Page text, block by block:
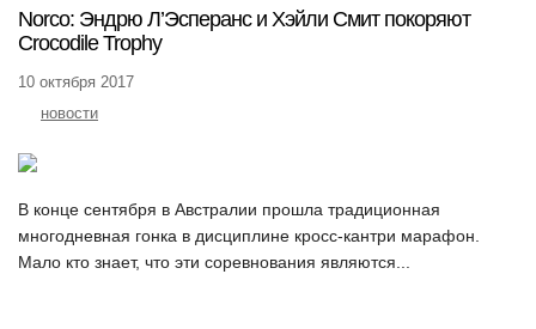
Norco: Эндрю Л’Эсперанс и Хэйли Смит покоряют
Crocodile Trophy
10 октября 2017
новости
В конце сентября в Австралии прошла традиционная
многодневная гонка в дисциплине кросс-кантри марафон.
Мало кто знает, что эти соревнования являются...